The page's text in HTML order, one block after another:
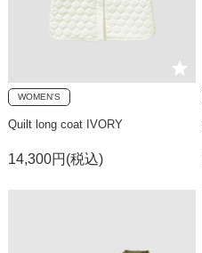
WOMEN'S
Quilt long coat IVORY
14,300円(税込)